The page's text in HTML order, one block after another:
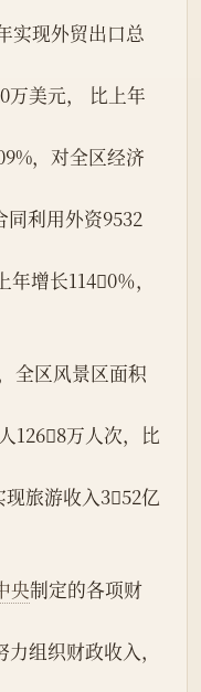
实现外贸出口总
万美元， 比上年
，对全区经济
增长1140％，
1268万人次，比
旅游收入352亿
央制定的各项财
组织财政收入，